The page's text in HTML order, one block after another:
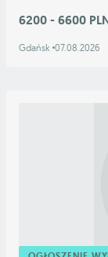
6200 - 6600
Gdańsk 07.08.2026